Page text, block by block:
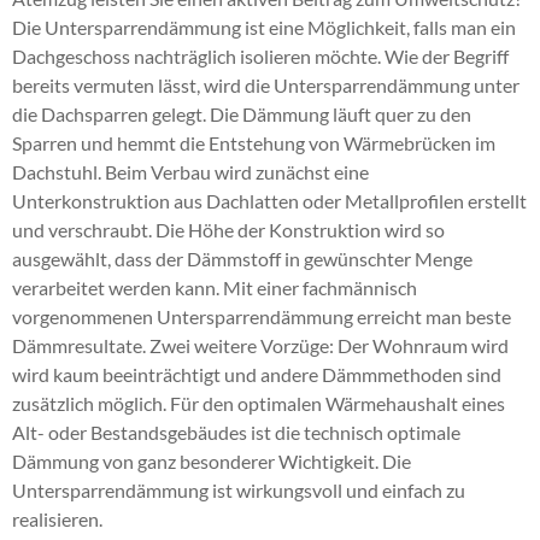
der Umgebung. Es überrascht indes nicht, dass in
Halstenbek die Einzelhausbebauung überwiegt.
Halstenbek ist ein idealer Wohnort für junge
Familien. Herrlich auch die Umgebung: Die Gemeinde
liegt in einer schönen Heide- und Moorlandschaft.
Halstenbek – Lebensmittelpunkt für junge
Familien
Halstenbek ist verkehrstechnisch besonders
vorteilhaft gut zu erreichen. Direkt an der Autobahn
A23 gelegen, kommt man nach man Halstenbek mit
dem Auto bequem und schnell. Auch der öffentliche
Nahverkehr ist in Halstenbek sehr gut. Der Ort ist an
den Hamburger Verkehrsverbund (HVV)
angeschlossen. Die S-Bahn hält genau in Halstenbek
und im einige Kilometer entfernen Ortsteil
Krupunder. Weitläufig bekannt ist Halstenbek auch
durch die sogenannte „Wohnmeile Halstenbek“.
wir Ihr qualifizierter Fachbetrieb bei der
Gebäudedämmung. Unser Firmensitz liegt
verkehrsgünstig in Wankendorf bei Plön. Die Kosten
stets vor Augen: Wir sorgen für eine fachmännisch
ausgeführte Arbeit nach dem immer aktuellsten
Stand der Dämmtechnik.
Eine wirkungsvolle Dämmung verbessert den
Wärmehaushalt des Hauses und minimiert den
Energiebedarf. Kosten sind nicht gleich Kosten:
Wenn Sie in eine Dämmmaßnahme investieren, so
haben Sie auf den ersten Blick einige Ausgaben.
Dieser Mitteleinsatz ammortisiert sich allerdings
zumeist sehr rasch. Bereits mittelfristig können Sie
die Kosten für Ihren lEnergieeinsatz erkennbar
verringern.
Die Kosten stets vor Augen
Geben Sie Ihrem Zuhause das gewisse Plus an
Gebäudedämmung Malente,Hohlraumdämmung
Reinfeld,Kellerdeckendämmung Nordfriesland,
Altbaudämmung Halstenbek,Flachdachdämmung
Kronshagen ,Dachdämmung Heiligenhafen,HK 33
Malente,Steicozell Reinbek Glinde,
Geschossdeckendämmung Oldenburg in Holstein
Dachbodendämmung Büchen,
Geschossdeckendämmung Itzehoe Kellinghusen
Hohenlockstedt ,Kellerdeckendämmung Bordesholm
Hohenwestedt ,Zellulosedämmung Tornesch
Kellerdeckendämmung Grömitz Kellenhusen,
Kerndämmung Henstedt Ulzburg,
Fußbodendämmung Itzehoe Kellinghusen
Hohenlockstedt,Geschossdeckendämmung Bad
Segeberg Wahlstedt,Einblasen Ahrensbök,
Hohlraumdämmung Kropp,Innendämmung Preetz
Einblasen Bad Schwartau,Einblasdämmung
Kaltenkirchen
Die Untersparrendämmung ist eine Möglichkeit, falls man ein
Dachgeschoss nachträglich isolieren möchte. Wie der Begriff
bereits vermuten lässt, wird die Untersparrendämmung unter
die Dachsparren gelegt. Die Dämmung läuft quer zu den
Sparren und hemmt die Entstehung von Wärmebrücken im
Dachstuhl. Beim Verbau wird zunächst eine
Unterkonstruktion aus Dachlatten oder Metallprofilen erstellt
und verschraubt. Die Höhe der Konstruktion wird so
ausgewählt, dass der Dämmstoff in gewünschter Menge
verarbeitet werden kann. Mit einer fachmännisch
vorgenommenen Untersparrendämmung erreicht man beste
Dämmresultate. Zwei weitere Vorzüge: Der Wohnraum wird
wird kaum beeinträchtigt und andere Dämmmethoden sind
zusätzlich möglich. Für den optimalen Wärmehaushalt eines
Alt- oder Bestandsgebäudes ist die technisch optimale
Dämmung von ganz besonderer Wichtigkeit. Die
Untersparrendämmung ist wirkungsvoll und einfach zu
realisieren.